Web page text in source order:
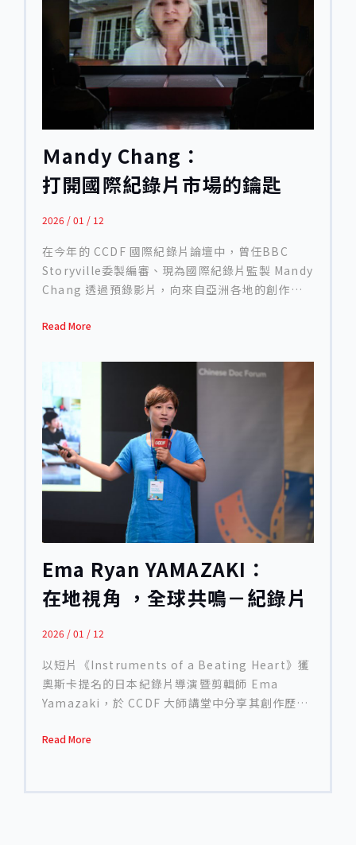
預算削減同時席捲而來。Paul Lewis 指出，這場
「風暴」不僅考驗創作者，也迫使整個產業重新思
考自身的方向。 Jennings 被譽為「當代最具說服
力的故事講述者之一」，曾為多家國際頻道製作數
百小時內容，橫跨歷史、科學與人物紀錄。他在演
講中首先回顧個人職涯的起點——從新聞記者到紀
錄片導演的轉折。年輕時，他任職報社，始終懷抱
總是不斷問『為什麼？』」。這份探問精神成為他
踏入影像創作的基礎。 1990 年代末期，他在洛杉
撰寫紀錄片腳本，從此展開全新旅程。他形容，那
世界、訪問不同文化與人物，「那是我通往世界的
門票」。Jennings 並未直接受過電影教育，而是
在現場向攝影團隊學習拍攝、燈光與敘事邏輯，我
什麼你需要景深？」，所以「我的電影學校就是現
Films，取名自電影誕生的年份。二十多年來，公
司專注於紀實內容與歷史題材，持續在市場變動中
生存並成長。他坦言，在紀錄片這樣高淘汰率的行
業中能維持運作，本身就是一種勝利。 Jennings
的代表作品包括《MLK: The Assassination
Tapes》（2012），該片榮獲美國電視界最高榮
譽皮博迪獎（Peabody Award）；《Challenger
Disaster: Lost Tapes》（2016）獲得艾美獎
（Emmy Award）；《阿波羅任務 Apollo:
Missions to the Moon》（2019）則為國家地理
頻道製作，贏得 Producers Guild of America
Award（美國製片公會獎）。這些作品共同建立了
他在紀實影片領域的聲譽。 談到跨文化題材，他回
《Out of Left Field: […]
Ｍandy Chang：
打開國際紀錄片市場的鑰匙
2026 / 01 / 12
在今年的 CCDF 國際紀錄片論壇中，曾任BBC
Storyville委製編審、現為國際紀錄片監製 Mandy
Chang 透過預錄影片，向來自亞洲各地的創作者
表示，自己在紀錄片行業中橫跨了委製與創作雙
而清楚的語氣指出，全球紀錄片市場正處於明顯的
收縮期，而收縮意味著多樣性的消失。主流平台的
題材集中在她稱為「三個 C」的範圍——犯罪
（Crime）、名人（Celebrity）與邪教
（Cults），這使得獨立創作者在非主流題材中越
來越難突圍。同時，平台在政治敏感或非英語語境
的內容上愈發保守，這對亞洲創作者的挑戰尤為明
顯。她也提到過去幾年間，由於投資者湧入造成的
短暫泡沫如今已破裂，資金快速撤出，但創作者的
數量卻持續上升，形成更加擁擠的市場環境。
暫繁榮如今已顯露其侷限。「老實說，我不認為串
流會回到多元紀錄片敘事的時代— 如果那個『時
偶爾會買下紀錄片，多半是為衝擊獎季，真正主動
能將希望全數寄託在平台身上，而應該理解自己的
作品屬性，尋找真正合適的歸宿與觀眾。 儘管市場
嚴峻，她依然強調全球還有許多積極支持紀錄片的
為例，影展每年放映超過 250 部作品，但能真正獲
Read More
Ema Ryan YAMAZAKI：
在地視角 ，全球共鳴－紀錄片
的文化轉譯術
2026 / 01 / 12
以短片《Instruments of a Beating Heart》獲
奧斯卡提名的日本紀錄片導演暨剪輯師 Ema
Yamazaki，於 CCDF 大師講堂中分享其創作歷
媒介。她以自己的紀錄長片《The Making of a
Read More